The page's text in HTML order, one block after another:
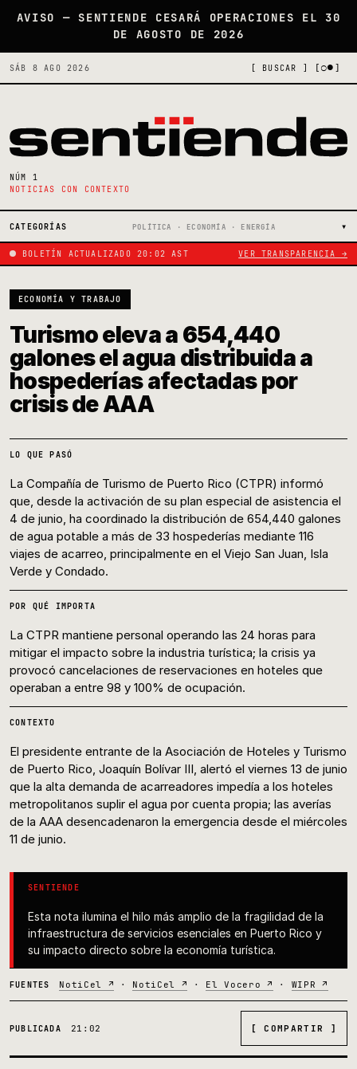
AVISO — SENTIENDE CESARÁ OPERACIONES EL 30
DE AGOSTO DE 2026
SÁB 8 AGO 2026 [ BUSCAR ] [○●]
NÚM 1
NOTICIAS CON CONTEXTO
CATEGORÍAS POLÍTICA · ECONOMÍA · ENERGÍA
BOLETÍN ACTUALIZADO 20:02 AST VER TRANSPARENCIA →
ECONOMÍA Y TRABAJO
Turismo eleva a 654,440
galones el agua distribuida a
hospederías afectadas por
crisis de AAA
LO QUE PASÓ
La Compañía de Turismo de Puerto Rico (CTPR) informó
que, desde la activación de su plan especial de asistencia el
4 de junio, ha coordinado la distribución de 654,440 galones
de agua potable a más de 33 hospederías mediante 116
viajes de acarreo, principalmente en el Viejo San Juan, Isla
Verde y Condado.
POR QUÉ IMPORTA
La CTPR mantiene personal operando las 24 horas para
mitigar el impacto sobre la industria turística; la crisis ya
provocó cancelaciones de reservaciones en hoteles que
operaban a entre 98 y 100% de ocupación.
CONTEXTO
El presidente entrante de la Asociación de Hoteles y Turismo
de Puerto Rico, Joaquín Bolívar III, alertó el viernes 13 de junio
que la alta demanda de acarreadores impedía a los hoteles
metropolitanos suplir el agua por cuenta propia; las averías
de la AAA desencadenaron la emergencia desde el miércoles
11 de junio.
SENTIENDE
Esta nota ilumina el hilo más amplio de la fragilidad de la
infraestructura de servicios esenciales en Puerto Rico y
su impacto directo sobre la economía turística.
FUENTES NotiCel ↗ · NotiCel ↗ · El Vocero ↗ · WIPR ↗
PUBLICADA 21:02 [ COMPARTIR ]